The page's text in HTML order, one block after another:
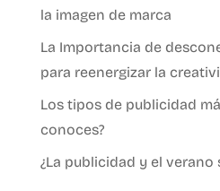
la imagen de marca
La Importancia de
para reenergizar la
Los tipos de publicidad
conoces?
¿La publicidad y el verano